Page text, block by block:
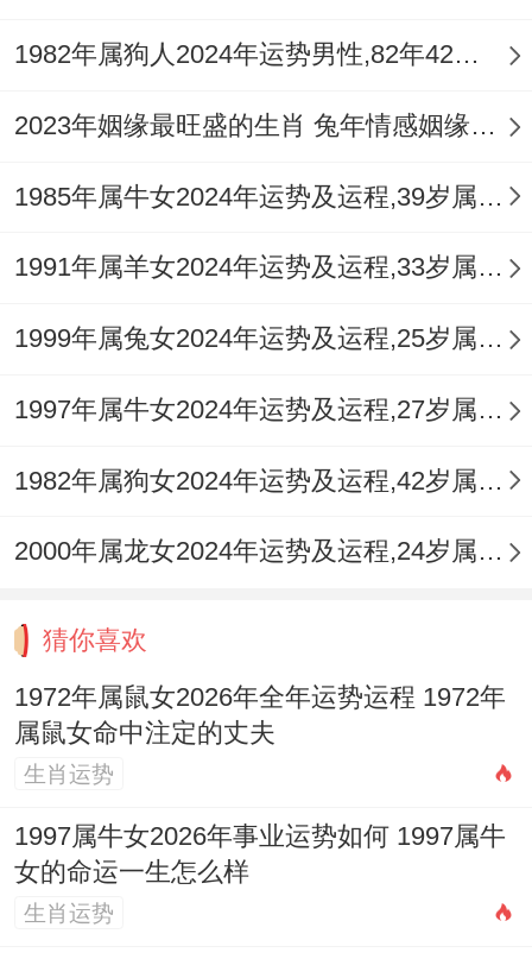
放祥安阁瑞兽迎祥摆件，以汉白玉貔貅之瑞
气镇守，化解病煞。
持整洁、安静，可在此摆放 祥安阁象运亨
通，以生旺偏财并稳定气场，依据个人具体
贵手链；若常驾车出行，则于车内悬挂祥安
阁一路畅行车挂，以保四时平安。
克地冲」。运势最为跌宕，事业上或有重大
收官亦是开局，财务上需处理大宗资产或遗
产相关事宜，务必法律明晰，健康为重中之
重，需做全面检查，1984年甲子鼠（42
岁）：流年「食神生财」，创造力旺盛，利
于学术研究、技艺提升或开拓副业。
但家庭与事业平衡压力大。子女教育问题突
1982年属狗人2024年运势男性,82年42岁属狗男2024年每月运程怎么样
2023年姻缘最旺盛的生肖 兔年情感姻缘运比较旺的属相
1985年属牛女2024年运势及运程,39岁属牛人2024全年每月运势女性如何
1991年属羊女2024年运势及运程,33岁属羊人2024全年每月运势女性如何
1999年属兔女2024年运势及运程,25岁属兔人2024全年每月运势女性如何
1997年属牛女2024年运势及运程,27岁属牛人2024全年每月运势女性如何
1982年属狗女2024年运势及运程,42岁属狗人2024全年每月运势女性如何
2000年属龙女2024年运势及运程,24岁属龙人2024全年每月运势女性如何
猜你喜欢
1972年属鼠女2026年全年运势运程 1972年
属鼠女命中注定的丈夫
生肖运势
1997属牛女2026年事业运势如何 1997属牛
女的命运一生怎么样
生肖运势